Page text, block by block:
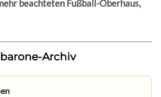
beachteten Fußball-Oberhaus,
Archiv